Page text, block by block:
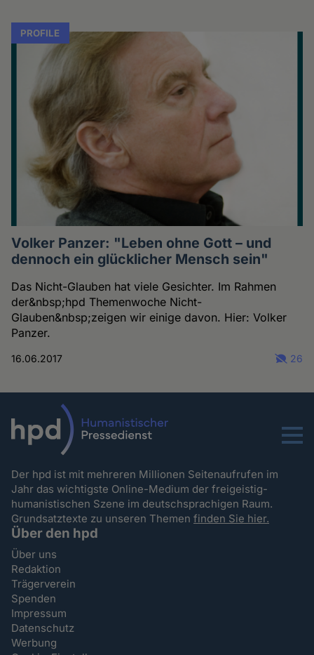
PROFILE
Volker Panzer: "Leben ohne Gott – und
dennoch ein glücklicher Mensch sein"
Das Nicht-Glauben hat viele Gesichter. Im Rahmen
der&nbsp;hpd Themenwoche Nicht-
Glauben&nbsp;zeigen wir einige davon. Hier: Volker
Panzer.
16.06.2017 26
Menu
Der hpd ist mit mehreren Millionen Seitenaufrufen im
Jahr das wichtigste Online-Medium der freigeistig-
humanistischen Szene im deutschsprachigen Raum.
Grundsatztexte zu unseren Themenfinden Sie hier.
Über den hpd
Über uns
Redaktion
Trägerverein
Spenden
Impressum
Datenschutz
Werbung